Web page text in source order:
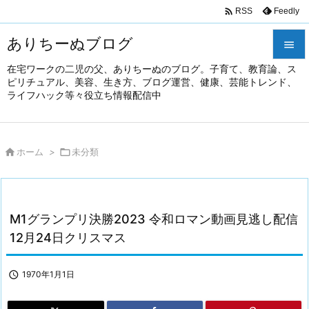
ありちーぬブログ
在宅ワークの二児の父、ありちーぬのブログ。子育て、教育論、ス
ピリチュアル、美容、生き方、ブログ運営、健康、芸能トレンド、
ライフハック等々役立ち情報配信中


メニュ
前へ

 RSS Feedly
 ホーム > 未分類
M1グランプリ決勝2023 令和ロマン動画見逃し配信
12月24日クリスマス
 1970年1月1日